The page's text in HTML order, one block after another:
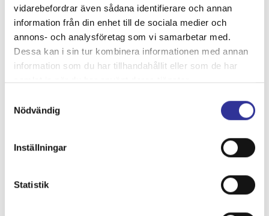
vidarebefordrar även sådana identifierare och annan
information från din enhet till de sociala medier och
annons- och analysföretag som vi samarbetar med.
Dessa kan i sin tur kombinera informationen med annan
information som du har tillhandahållit eller som de har
samlat in när du har använt deras tjänster.
Nödvändig
Inställningar
Statistik
Efter en härlig vistelse vid Achensee är det dags att ta
vackra landskap och når Göttingen, där vi checkar in på
Hotel Rennschuh. Kvällen avrundas med en gemensam